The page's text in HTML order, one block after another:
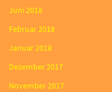
Juni 2018
Februar 2018
Januar 2018
Dezember 2017
November 2017